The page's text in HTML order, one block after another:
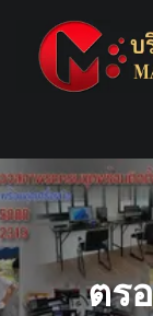
content
ตร